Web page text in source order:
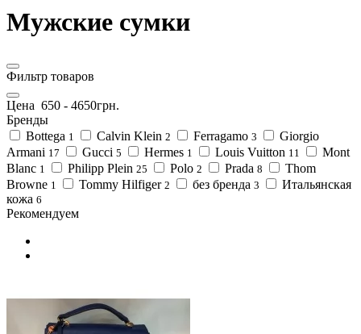
Мужские сумки
Фильтр товаров
Цена 650 - 4650грн.
Бренды
Bottega 1 Calvin Klein 2 Ferragamo 3
Giorgio
Armani 17 Gucci 5 Hermes 1 Louis Vuitton 11
Mont
Blanc 1 Philipp Plein 25 Polo 2 Prada 8
Thom
Browne 1 Tommy Hilfiger 2 без бренда 3
Итальянская
кожа 6
Рекомендуем